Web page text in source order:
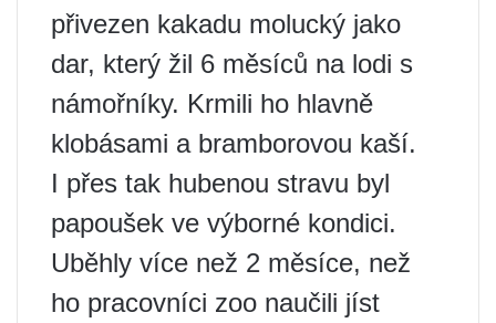
přivezen kakadu molucký jako
dar, který žil 6 měsíců na lodi s
námořníky. Krmili ho hlavně
klobásami a bramborovou kaší.
I přes tak hubenou stravu byl
papoušek ve výborné kondici.
Uběhly více než 2 měsíce, než
ho pracovníci zoo naučili jíst